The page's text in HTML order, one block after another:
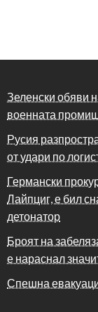
Зеленски обяви
военната
Русия
от удари по
Германски
Лайпциг, е бил
детонатор
Броят на
е нараснал
Спешна